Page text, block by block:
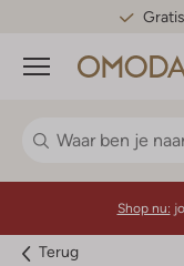
Menu
Shop nu:
Terug